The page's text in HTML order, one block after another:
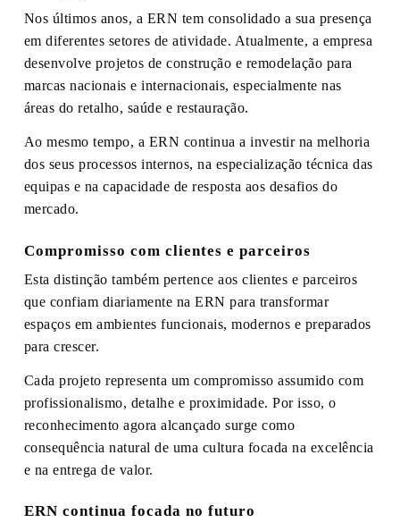
Nos últimos anos, a ERN tem consolidado a sua presença
em diferentes setores de atividade. Atualmente, a empresa
desenvolve projetos de construção e remodelação para
marcas nacionais e internacionais, especialmente nas
áreas do retalho, saúde e restauração.
Ao mesmo tempo, a ERN continua a investir na melhoria
dos seus processos internos, na especialização técnica das
equipas e na capacidade de resposta aos desafios do
mercado.
Compromisso com clientes e parceiros
Esta distinção também pertence aos clientes e parceiros
que confiam diariamente na ERN para transformar
espaços em ambientes funcionais, modernos e preparados
para crescer.
Cada projeto representa um compromisso assumido com
profissionalismo, detalhe e proximidade. Por isso, o
reconhecimento agora alcançado surge como
consequência natural de uma cultura focada na excelência
e na entrega de valor.
ERN continua focada no futuro